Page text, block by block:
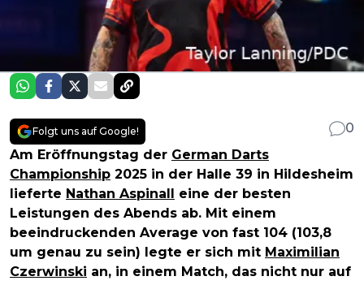
Folgt uns auf Google!
0
Am Eröffnungstag der German Darts
Championship 2025 in der Halle 39 in Hildesheim
lieferte Nathan Aspinall
eine der besten
Leistungen des Abends ab. Mit einem
beeindruckenden Average von fast 104 (103,8
um genau zu sein) legte er sich mit Maximilian
Czerwinski an, in einem Match, das nicht nur auf